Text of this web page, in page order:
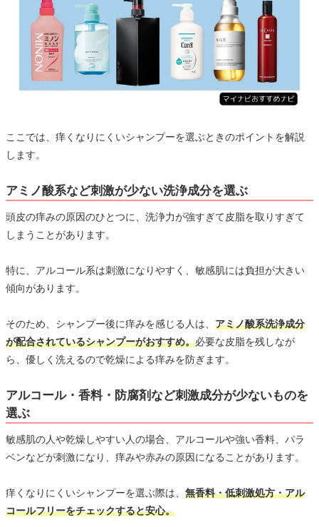
ここでは、痒くなりにくいシャンプーを選ぶときのポイントを解説
します。
アミノ酸系など刺激が少ない洗浄成分を選ぶ
頭皮の痒みの原因のひとつに、洗浄力が強すぎて皮脂を取りすぎて
しまうことがあります。
特に、アルコール系は刺激になりやすく、敏感肌には負担が大きい
傾向があります。
そのため、シャンプー後に痒みを感じる人は、 アミノ酸系洗浄成分
が配合されているシャンプーがおすすめ。必要な皮脂を残しなが
ら、優しく洗えるので乾燥による痒みを防ぎます。
アルコール・香料・防腐剤など刺激成分が少ないものを
選ぶ
敏感肌の人や乾燥しやすい人の場合、アルコールや強い香料、パラ
ベンなどが刺激になり、痒みや赤みの原因になることがあります。
痒くなりにくいシャンプーを選ぶ際は、 無香料・低刺激処方・アル
コールフリーをチェックすると安心。